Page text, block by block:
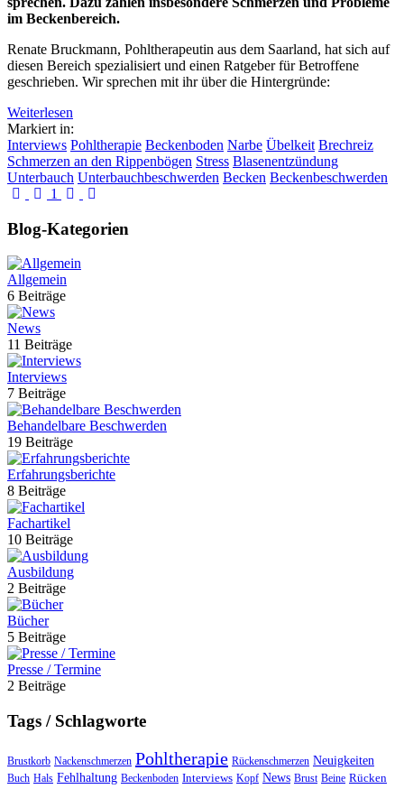
im Beckenbereich.
Renate Bruckmann, Pohltherapeutin aus dem Saarland, hat sich auf
diesen Bereich spezialisiert und einen Ratgeber für Betroffene
geschrieben. Wir sprechen mit ihr über die Hintergründe:
Weiterlesen
Markiert in:
Interviews Pohltherapie Beckenboden Narbe Übelkeit Brechreiz
Schmerzen an den Rippenbögen Stress Blasenentzündung
Unterbauch Unterbauchbeschwerden Becken Beckenbeschwerden
First Page
Previous Page
1 Next Page
Blog-Kategorien
Allgemein
6 Beiträge
News
11 Beiträge
Interviews
7 Beiträge
Behandelbare Beschwerden
19 Beiträge
Erfahrungsberichte
8 Beiträge
Fachartikel
10 Beiträge
Ausbildung
2 Beiträge
Bücher
5 Beiträge
Presse / Termine
2 Beiträge
Tags / Schlagworte
Brustkorb Nackenschmerzen Pohltherapie Rückenschmerzen Neuigkeiten
Buch Hals Fehlhaltung Beckenboden Interviews Kopf News Brust Beine Rücken